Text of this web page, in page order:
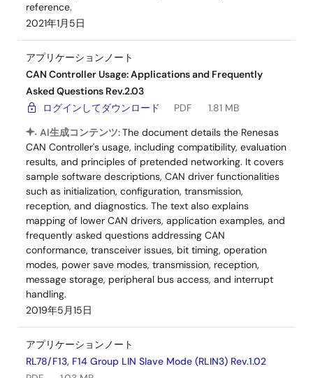
reference.
2021年1月5日
アプリケーションノート
CAN Controller Usage: Applications and Frequently
Asked Questions Rev.2.03
ログインしてダウンロード
PDF
1.81 MB
AI生成コンテンツ:The document details the Renesas
CAN Controller's usage, including compatibility, evaluation
results, and principles of pretended networking. It covers
sample software descriptions, CAN driver functionalities
such as initialization, configuration, transmission,
reception, and diagnostics. The text also explains
mapping of lower CAN drivers, application examples, and
frequently asked questions addressing CAN
conformance, transceiver issues, bit timing, operation
modes, power save modes, transmission, reception,
message storage, peripheral bus access, and interrupt
handling.
2019年5月15日
アプリケーションノート
RL78/F13, F14 Group LIN Slave Mode (RLIN3) Rev.1.02